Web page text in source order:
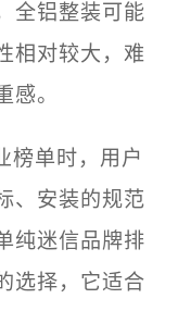
全铝整装可能
相对较大，难
感。
榜单时，用户
、安装的规范
纯迷信品牌排
选择，它适合